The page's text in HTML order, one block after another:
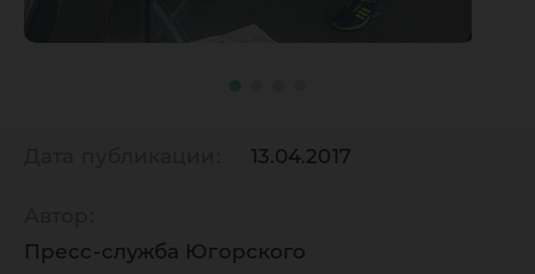
13.04.2017
Пресс-служба Югорского